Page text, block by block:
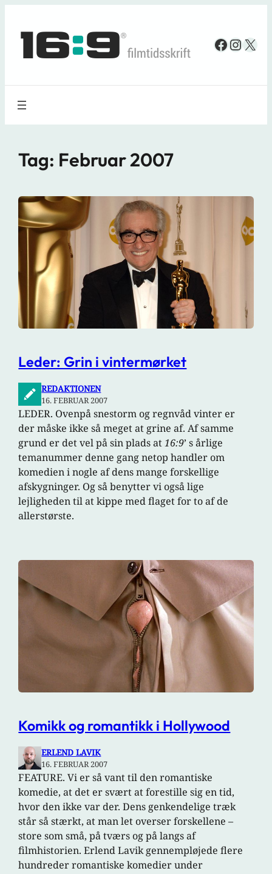
indhold
X
Tag: Februar 2007
Leder: Grin i vintermørket
REDAKTIONEN
16. FEBRUAR 2007
LEDER. Ovenpå snestorm og regnvåd vinter er
der måske ikke så meget at grine af. Af samme
grund er det vel på sin plads at16:9’ s årlige
temanummer denne gang netop handler om
komedien i nogle af dens mange forskellige
afskygninger. Og så benytter vi også lige
lejligheden til at kippe med flaget for to af de
allerstørste.
Komikk og romantikk i Hollywood
ERLEND LAVIK
16. FEBRUAR 2007
FEATURE. Vi er så vant til den romantiske
komedie, at det er svært at forestille sig en tid,
hvor den ikke var der. Dens genkendelige træk
står så stærkt, at man let overser forskellene –
store som små, på tværs og på langs af
filmhistorien. Erlend Lavik gennempløjede flere
hundreder romantiske komedier under